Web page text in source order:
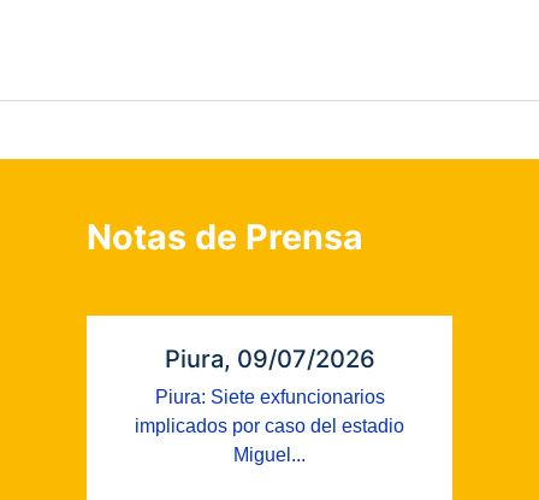
Notas de Prensa
Piura, 09/07/2026
Piura: Siete exfuncionarios
implicados por caso del estadio
Miguel...